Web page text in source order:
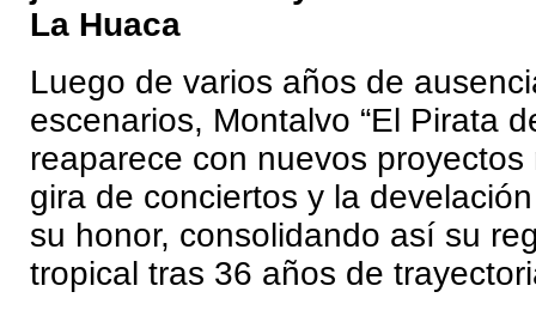
La Huaca
Luego de varios años de
escenarios, Montalvo “El Pirata
reaparece con nuevos proyectos
gira de conciertos y la
su honor, consolidando así su
tropical tras 36 años de